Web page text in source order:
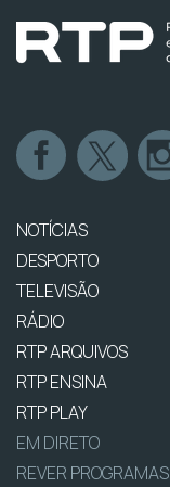
NOTÍCIAS
DESPORTO
TELEVISÃO
RÁDIO
RTP ARQUIVOS
RTP ENSINA
RTP PLAY
EM DIRETO
REVER PROGRAMAS